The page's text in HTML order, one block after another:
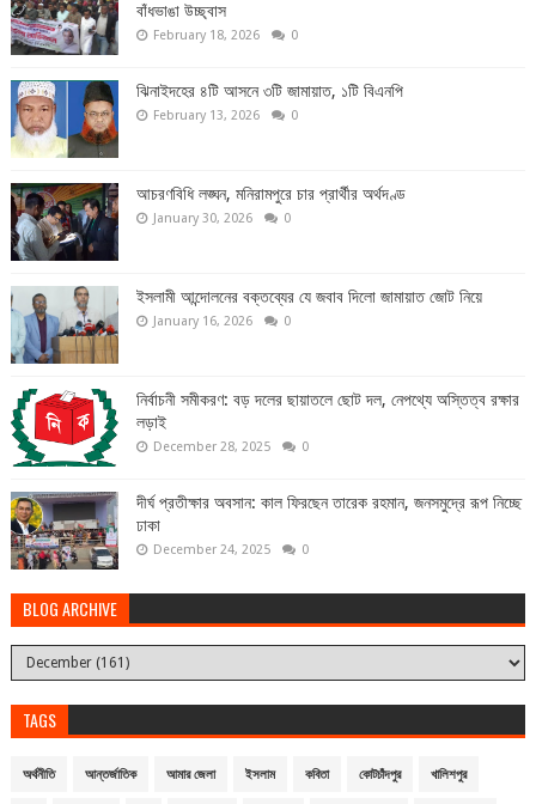
বাঁধভাঙা উচ্ছ্বাস
February 18, 2026 0
ঝিনাইদহের ৪টি আসনে ৩টি জামায়াত, ১টি বিএনপি
February 13, 2026 0
আচরণবিধি লঙ্ঘন, মনিরামপুরে চার প্রার্থীর অর্থদণ্ড
January 30, 2026 0
ইসলামী আন্দোলনের বক্তব্যের যে জবাব দিলো জামায়াত জোট নিয়ে
January 16, 2026 0
নির্বাচনী সমীকরণ: বড় দলের ছায়াতলে ছোট দল, নেপথ্যে অস্তিত্ব রক্ষার
লড়াই
December 28, 2025 0
দীর্ঘ প্রতীক্ষার অবসান: কাল ফিরছেন তারেক রহমান, জনসমুদ্রে রূপ নিচ্ছে
ঢাকা
December 24, 2025 0
BLOG ARCHIVE
TAGS
অর্থনীতি আন্তর্জাতিক আমার জেলা ইসলাম কবিতা কোটচাঁদপুর খালিশপুর